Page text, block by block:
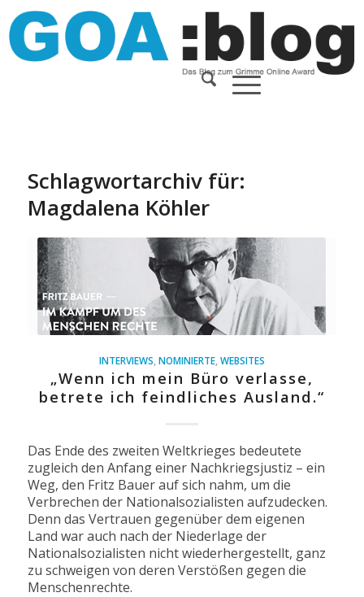
Schlagwortarchiv für:
Magdalena Köhler
INTERVIEWS NOMINIERTE, WEBSITES
„Wenn ich mein Büro verlasse,
betrete ich feindliches Ausland.“
Das Ende des zweiten Weltkrieges bedeutete
zugleich den Anfang einer Nachkriegsjustiz – ein
Weg, den Fritz Bauer auf sich nahm, um die
Verbrechen der Nationalsozialisten aufzudecken.
Denn das Vertrauen gegenüber dem eigenen
Land war auch nach der Niederlage der
Nationalsozialisten nicht wiederhergestellt, ganz
zu schweigen von deren Verstößen gegen die
Menschenrechte.